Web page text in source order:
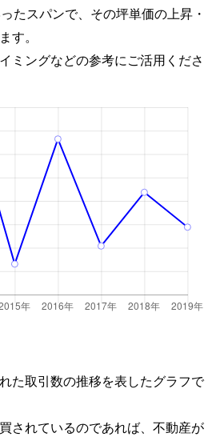
たスパンで、その坪単価の上昇・
す。
ミングなどの参考にご活用くださ
た取引数の推移を表したグラフで
されているのであれば、不動産が